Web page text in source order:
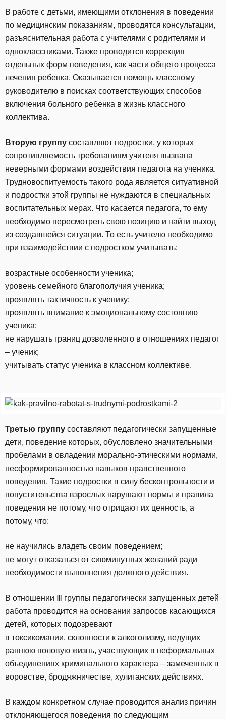
В работе с детьми, имеющими отклонения в поведении
по медицинским показаниям, проводятся консультации,
разъяснительная работа с учителями с родителями и
одноклассниками. Также проводится коррекция
отдельных форм поведения, как части общего процесса
лечения ребенка. Оказывается помощь классному
руководителю в поисках соответствующих способов
включения больного ребенка в жизнь классного
коллектива.
Вторую группу составляют подростки, у которых
сопротивляемость требованиям учителя вызвана
неверными формами воздействия педагога на ученика.
Трудновоспитуемость такого рода является ситуативной
и подростки этой группы не нуждаются в специальных
воспитательных мерах. Что касается педагога, то ему
необходимо пересмотреть свою позицию и найти выход
из создавшейся ситуации. То есть учителю необходимо
при взаимодействии с подростком учитывать:
возрастные особенности ученика;
уровень семейного благополучия ученика;
проявлять тактичность к ученику;
проявлять внимание к эмоциональному состоянию
ученика;
не нарушать границ дозволенного в отношениях педагог
– ученик;
учитывать статус ученика в классном коллективе.
Третью группу составляют педагогически запущенные
дети, поведение которых, обусловлено значительными
пробелами в овладении морально-этическими нормами,
несформированностью навыков нравственного
поведения. Такие подростки в силу бесконтрольности и
попустительства взрослых нарушают нормы и правила
поведения не потому, что отрицают их ценность, а
потому, что:
не научились владеть своим поведением;
не могут отказаться от сиюминутных желаний ради
необходимости выполнения должного действия.
В отношении Ⅲ группы педагогически запущенных детей
работа проводится на основании запросов касающихся
детей, которых подозревают
в токсикомании, склонности к алкоголизму, ведущих
раннюю половую жизнь, участвующих в неформальных
объединениях криминального характера – замеченных в
воровстве, бродяжничестве, хулиганских действиях.
В каждом конкретном случае проводится анализ причин
отклоняющегося поведения по следующим